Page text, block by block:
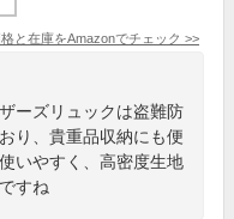
と在庫をAmazonでチェック >>
ーズリュックは盗難防
り、貴重品収納にも便
いやすく、高密度生地
すね